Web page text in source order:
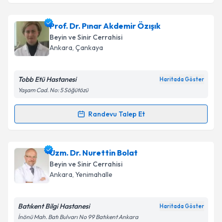
Takvim Talebini Gönder
Prof. Dr. Ethem Beşkonaklıiçin randevu takvimi
talebi oluşturun. Size bu uzmandan randevu almanız
için bir takvim hazırlandığında e-posta ile
bilgilendireceğiz.
Kişisel verilerimin işlenmesine ilişkinAydınlatma
kapsamda işlenmesini kabul ediyorum.
Takvim Talebini Gönder
Prof. Dr. Pınar Akdemir Özışık
Beyin ve Sinir Cerrahisi
Ankara, Çankaya
Tobb Etü Hastanesi Haritada Göster
Yaşam Cad. No: 5 Söğütözü
Randevu Talep Et
Randevu Takvimi Talebi
Prof. Dr. Pınar Akdemir Özışıkiçin randevu takvimi
talebi oluşturun. Size bu uzmandan randevu almanız
için bir takvim hazırlandığında e-posta ile
bilgilendireceğiz.
Uzm. Dr. Nurettin Bolat
Beyin ve Sinir Cerrahisi
Ankara, Yenimahalle
Batıkent Bilgi Hastanesi Haritada Göster
İnönü Mah. Batı Bulvarı No 99 Batıkent Ankara